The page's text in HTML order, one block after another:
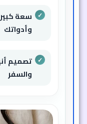
سعة
وأدواتك
تصميم
والسفر